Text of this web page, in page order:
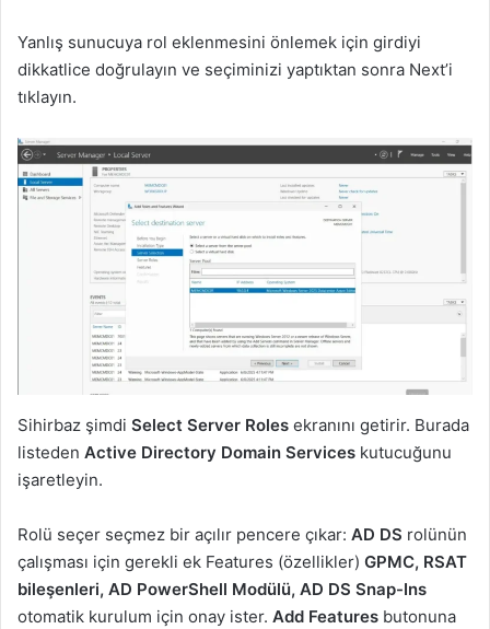
Yanlış sunucuya rol eklenmesini önlemek için girdiyi
dikkatlice doğrulayın ve seçiminizi yaptıktan sonra Next’i
tıklayın.
Sihirbaz şimdi Select Server Roles ekranını getirir. Burada
listeden Active Directory Domain Services kutucuğunu
işaretleyin.
Rolü seçer seçmez bir açılır pencere çıkar: AD DS rolünün
çalışması için gerekli ek Features (özellikler) GPMC, RSAT
bileşenleri, AD PowerShell Modülü, AD DS Snap-Ins
otomatik kurulum için onay ister. Add Features butonuna